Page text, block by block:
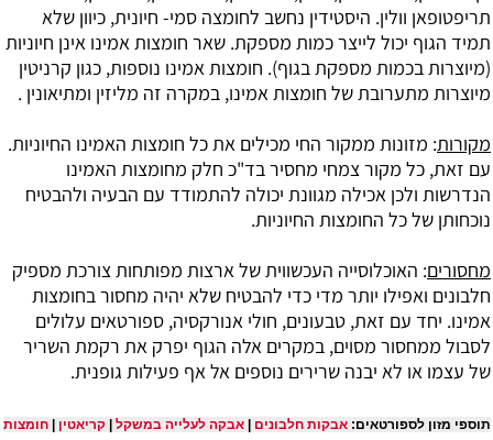
תריפטופאן וולין. היסטידין נחשב לחומצה סמי- חיונית, כיוון שלא
תמיד הגוף יכול לייצר כמות מספקת. שאר חומצות אמינו אינן חיוניות
(מיוצרות בכמות מספקת בגוף). חומצות אמינו נוספות, כגון קרניטין
מיוצרות מתערובת של חומצות אמינו, במקרה זה מליזין ומתיאונין .
מקורות: מזונות ממקור החי מכילים את כל חומצות האמינו החיוניות.
עם זאת, כל מקור צמחי מחסיר בד"כ חלק מחומצות האמינו
הנדרשות ולכן אכילה מגוונת יכולה להתמודד עם הבעיה ולהבטיח
נוכחותן של כל החומצות החיוניות.
מחסורים: האוכלוסייה העכשווית של ארצות מפותחות צורכת מספיק
חלבונים ואפילו יותר מדי כדי להבטיח שלא יהיה מחסור בחומצות
אמינו. יחד עם זאת, טבעונים, חולי אנורקסיה, ספורטאים עלולים
לסבול ממחסור מסוים, במקרים אלה הגוף יפרק את רקמת השריר
של עצמו או לא יבנה שרירים נוספים אל אף פעילות גופנית.
תוספי מזון לספורטאים: אבקות חלבונים | אבקה לעלייה במשקל | קריאטין | חומצות